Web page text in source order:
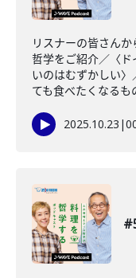
リスナーの皆さん
哲学をご紹介／〈
いのはむずかしい
ても食べたくなるも
2025.10.23 |